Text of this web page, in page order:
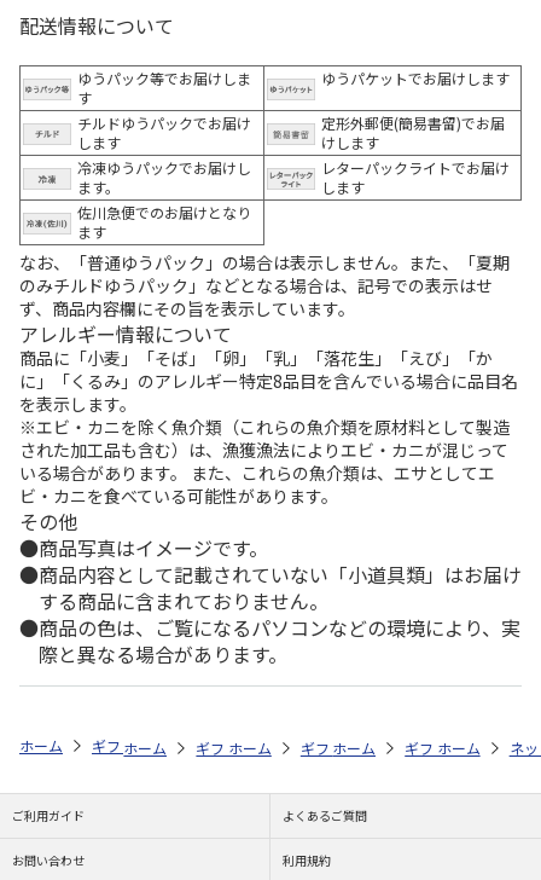
配送情報について
ゆうパック等でお届けしま
す
ゆうパケットでお届けします
チルドゆうパックでお届け
します
定形外郵便(簡易書留)でお届
けします
冷凍ゆうパックでお届けし
ます。
レターパックライトでお届け
します
佐川急便でのお届けとなり
ます
なお、「普通ゆうパック」の場合は表示しません。また、「夏期
のみチルドゆうパック」などとなる場合は、記号での表示はせ
ず、商品内容欄にその旨を表示しています。
アレルギー情報について
商品に「小麦」「そば」「卵」「乳」「落花生」「えび」「か
に」「くるみ」のアレルギー特定8品目を含んでいる場合に品目名
を表示します。
※エビ・カニを除く魚介類（これらの魚介類を原材料として製造
された加工品も含む）は、漁獲漁法によりエビ・カニが混じって
いる場合があります。 また、これらの魚介類は、エサとしてエ
ビ・カニを食べている可能性があります。
その他
商品写真はイメージです。
商品内容として記載されていない「小道具類」はお届け
する商品に含まれておりません。
商品の色は、ご覧になるパソコンなどの環境により、実
際と異なる場合があります。
ホーム ギフトストア お中元・夏ギフト特集 2026 おすすめ ご当地
ホーム ギフトストア お中元・夏ギフト特集 2026
ホーム ギフトストア お中元・夏ギフト
ホーム ギフトストア お
ホーム ネ
ご利用ガイド よくあるご質問
お問い合わせ 利用規約